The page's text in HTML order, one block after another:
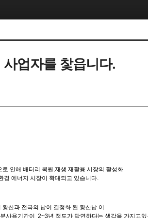
업자를 찿읍니다.
인해 배터리 복원,재생 재활용 시장의 활성화
경 에너지 시장이 확대되고 있습니다.
산과 전극의 납이 결정화 된 황산납 이
사용기간이 2~3년 정도가 당연하다는 생각을 가지고